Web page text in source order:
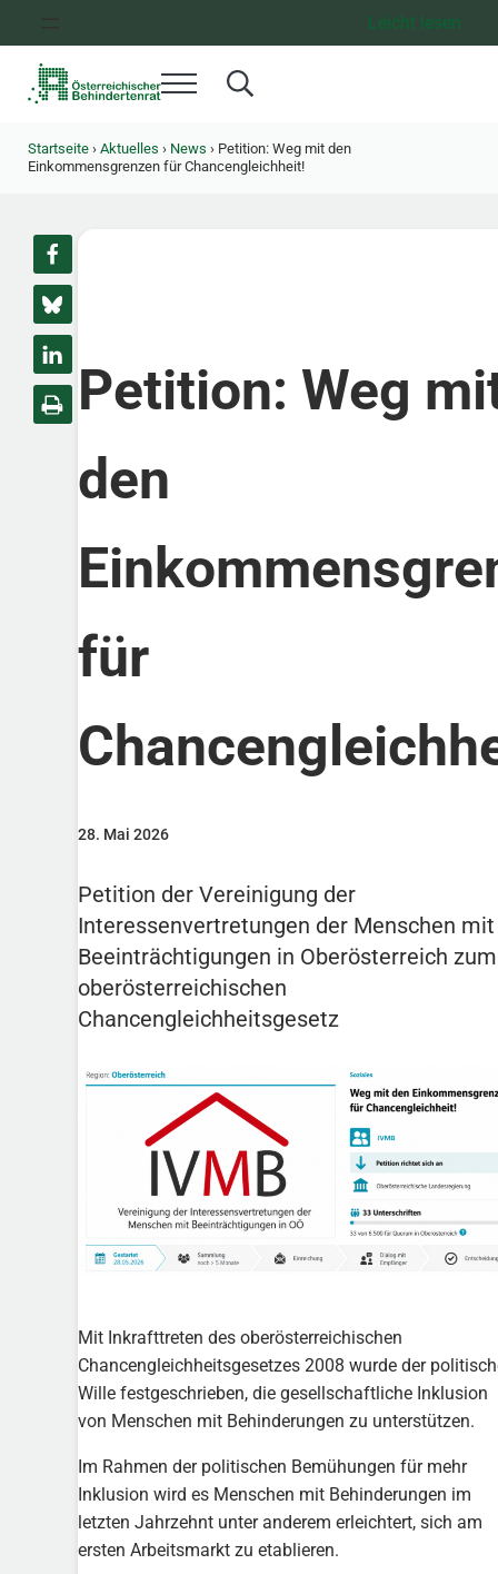
Leicht lesen
Menü Search...
Startseite › Aktuelles › News ›Petition: Weg mit den
Einkommensgrenzen für Chancengleichheit!
Petition: Weg
den
für
28. Mai 2026
Petition der Vereinigung der
Interessenvertretungen der Menschen mit
Beeinträchtigungen in Oberösterreich zum
oberösterreichischen
Chancengleichheitsgesetz
Mit Inkrafttreten des oberösterreichischen
Chancengleichheitsgesetzes 2008 wurde der
Wille festgeschrieben, die gesellschaftliche Inklusion
von Menschen mit Behinderungen zu unterstützen.
Im Rahmen der politischen Bemühungen für mehr
Inklusion wird es Menschen mit Behinderungen im
letzten Jahrzehnt unter anderem erleichtert, sich am
ersten Arbeitsmarkt zu etablieren.